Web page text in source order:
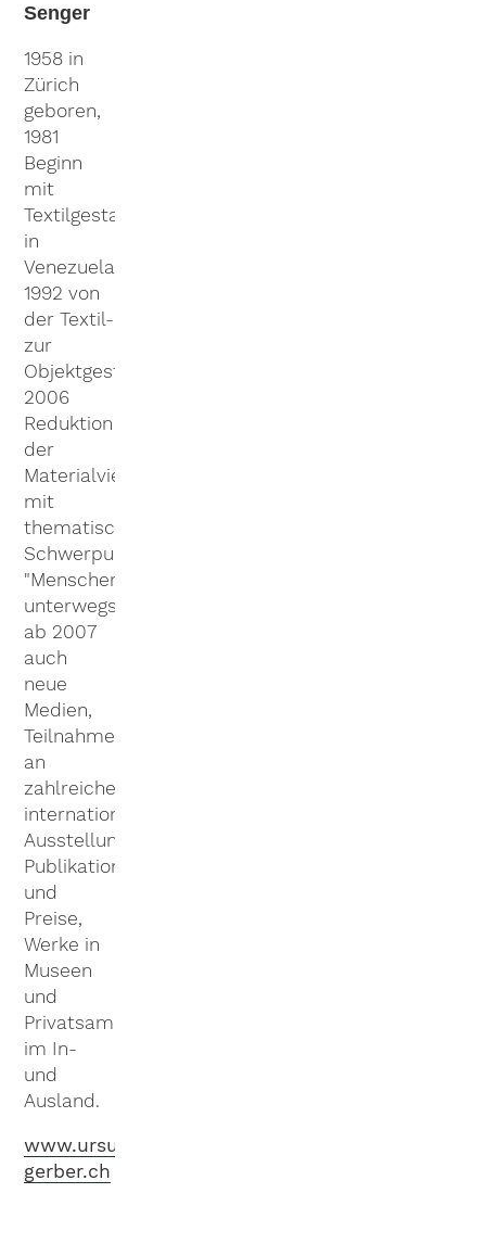
Senger
1958 in
Zürich
geboren,
1981
Beginn
mit
Textilgestaltung
in
Venezuela,
1992 von
der Textil-
zur
Objektgestaltung,
2006
Reduktion
der
Materialvielfalt
mit
thematischem
Schwerpunkt
"Menschen
unterwegs",
ab 2007
auch
neue
Medien,
Teilnahme
an
zahlreichen
internationalen
Ausstellungen,
Publikationen
und
Preise,
Werke in
Museen
und
Privatsammlungen
im In-
und
Ausland.
www.ursula-
gerber.ch